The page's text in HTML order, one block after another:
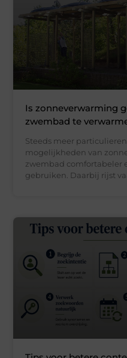
Is zonneverwarming
zwembad te
Steeds meer
mogelijkheden van
zwembad comfortabeler
gebruiken. Daarbij rijst